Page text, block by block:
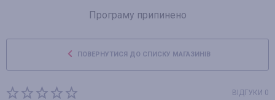
Програму припинено
ПОВЕРНУТИСЯ ДО СПИСКУ МАГАЗИНІВ
ВІДГУКИ 0